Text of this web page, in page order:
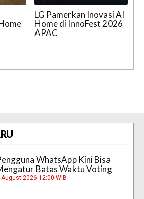
LG Pamerkan Inovasi AI
Home di InnoFest 2026
APAC
WhatsApp Kini Bisa
Batas Waktu Voting
August 2026 12:00 WIB